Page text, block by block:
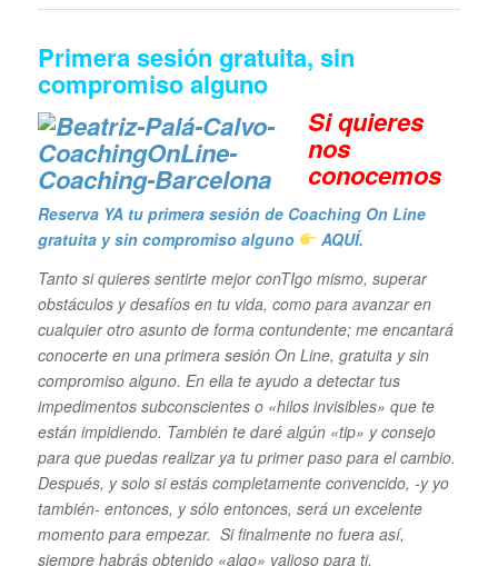
Primera sesión gratuita, sin
compromiso alguno
Si quieres
nos
conocemos
Reserva YA tu primera sesión de Coaching On Line
gratuita y sin compromiso alguno
AQUÍ.
Tanto si quieres sentirte mejor conTIgo mismo, superar
obstáculos y desafíos en tu vida, como para avanzar en
cualquier otro asunto de forma contundente; me encantará
conocerte en una primera sesión On Line, gratuita y sin
compromiso alguno. En ella te ayudo a detectar tus
impedimentos subconscientes o «hilos invisibles» que te
están impidiendo. También te daré algún «tip» y consejo
para que puedas realizar ya tu primer paso para el cambio.
Después, y solo si estás completamente convencido, -y yo
también- entonces, y sólo entonces, será un excelente
momento para empezar. Si finalmente no fuera así,
siempre habrás obtenido «algo» valioso para ti.